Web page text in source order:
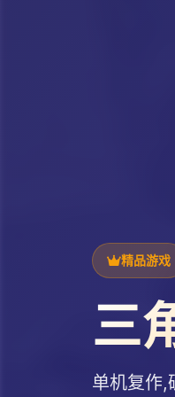
精品游戏
三
单机复作,